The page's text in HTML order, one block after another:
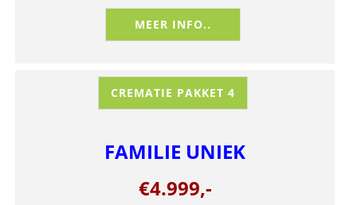
MEER INFO..
CREMATIE PAKKET 4
FAMILIE UNIEK
€4.999,-